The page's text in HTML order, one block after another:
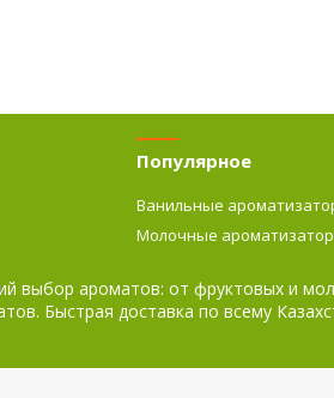
Популярное
Ванильные
Молочные
выбор ароматов: от фруктовых и
Быстрая доставка по всему